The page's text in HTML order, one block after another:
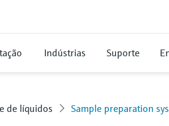
Indústrias Suporte
de líquidos Sample preparation